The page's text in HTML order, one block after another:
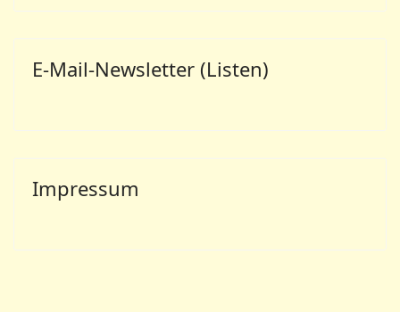
E-Mail-Newsletter (Listen)
Impressum